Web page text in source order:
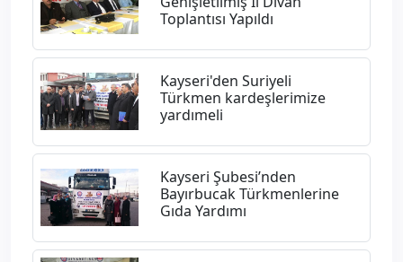
Toplantısı Yapıldı
Kayseri'den Suriyeli
Türkmen kardeşlerimize
yardımeli
​Kayseri Şubesi’nden
Bayırbucak Türkmenlerine
Gıda Yardımı